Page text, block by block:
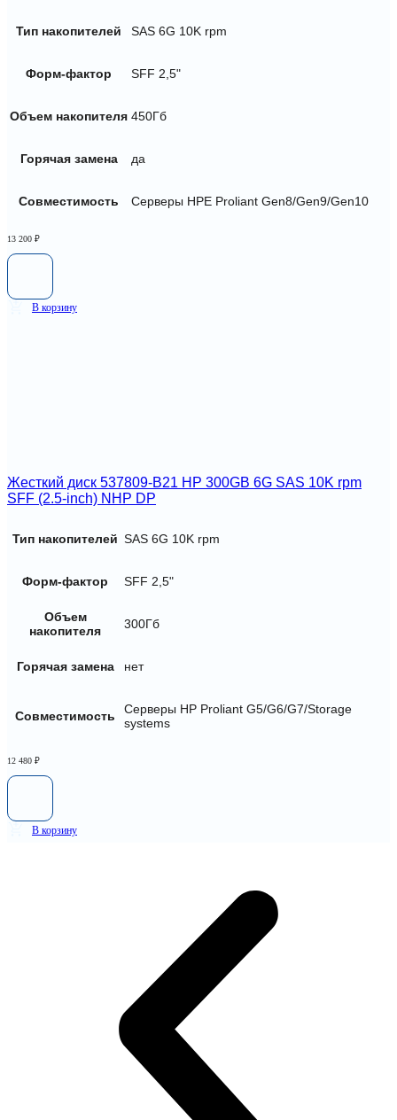
Тип накопителей SAS 6G 10K rpm
Форм-фактор SFF 2,5"
Объем накопителя 450Гб
Горячая замена да
Совместимость Серверы HPE Proliant Gen8/Gen9/Gen10
13 200 ₽
В корзину
Жесткий диск 537809-B21 HP 300GB 6G SAS 10K rpm
SFF (2.5-inch) NHP DP
Тип накопителей SAS 6G 10K rpm
Форм-фактор SFF 2,5"
Объем
накопителя
300Гб
Горячая замена нет
Совместимость
Серверы HP Proliant G5/G6/G7/Storage
systems
12 480 ₽
В корзину